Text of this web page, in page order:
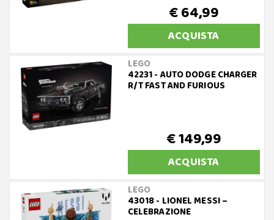
€ 64,99
ACQUISTA
LEGO
42231 - AUTO DODGE CHARGER
R/T FAST AND FURIOUS
€ 149,99
ACQUISTA
LEGO
43018 - LIONEL MESSI –
CELEBRAZIONE